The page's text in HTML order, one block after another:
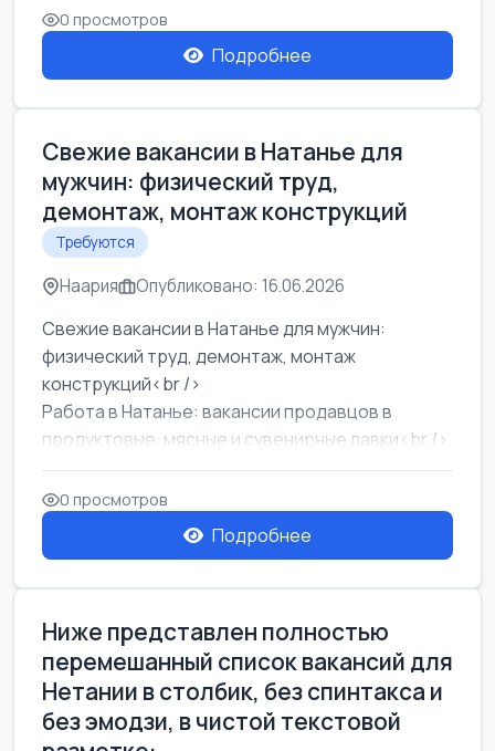
0 просмотров
Подробнее
Свежие вакансии в Натанье для
мужчин: физический труд,
демонтаж, монтаж конструкций
Требуются
Наария Опубликовано: 16.06.2026
Свежие вакансии в Натанье для мужчин:
физический труд, демонтаж, монтаж
конструкций<br />
Работа в Натанье: вакансии продавцов в
продуктовые, мясные и сувенирные лавки<br />
Разнорабочий на сборку м...
0 просмотров
Подробнее
Ниже представлен полностью
перемешанный список вакансий для
Нетании в столбик, без спинтакса и
без эмодзи, в чистой текстовой